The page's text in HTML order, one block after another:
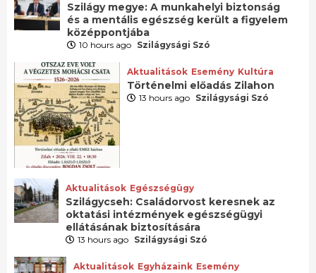
Szilágy megye: A munkahelyi biztonság
és a mentális egészség került a figyelem
középpontjába
10 hours ago Szilágysági Szó
Aktualitások Esemény Kultúra
Történelmi előadás Zilahon
13 hours ago Szilágysági Szó
Aktualitások Egészségügy
Szilágycseh: Családorvost keresnek az
oktatási intézmények egészségügyi
ellátásának biztosítására
13 hours ago Szilágysági Szó
Aktualitások Egyházaink Esemény